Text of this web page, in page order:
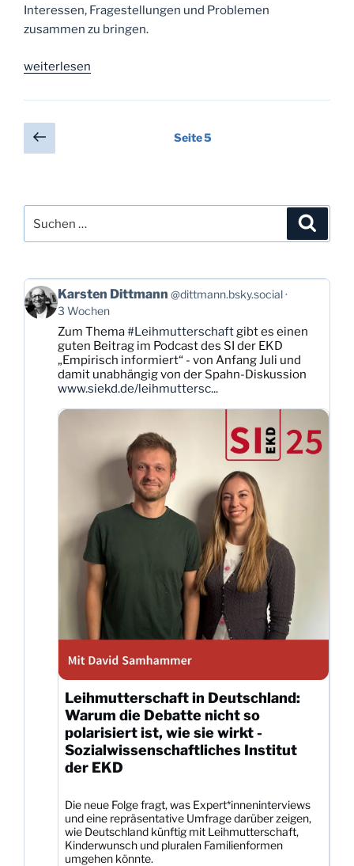
Interessen, Fragestellungen und Problemen
zusammen zu bringen.
„Tag
Voller
Leben“
weiterlesen
Seitennummerierung
der
Vorherige
Seite
Seite5
nach:
Beitrag
von
Karsten
Dittmann
Bluesky
ansehen
Karsten Dittmann @dittmann.bsky.social
3 Wochen
Zum Thema#Leihmutterschaft gibt es einen
guten Beitrag im Podcast des SI der EKD
„Empirisch informiert“ - von Anfang Juli und
damit unabhängig von der Spahn-Diskussion
www.siekd.de/leihmuttersc...
Leihmutterschaft in Deutschland:
Warum die Debatte nicht so
polarisiert ist, wie sie wirkt -
Sozialwissenschaftliches Institut
der EKD
Die neue Folge fragt, was Expert*inneninterviews
und eine repräsentative Umfrage darüber zeigen,
wie Deutschland künftig mit Leihmutterschaft,
Kinderwunsch und pluralen Familienformen
umgehen könnte.